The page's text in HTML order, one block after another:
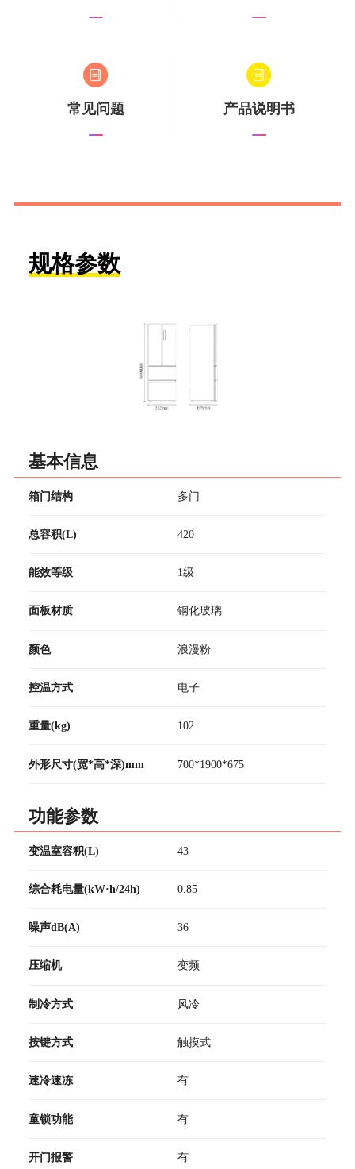
常见问题 产品说明书
规格参数
基本信息
箱门结构 多门
总容积(L) 420
能效等级 1级
面板材质 钢化玻璃
颜色 浪漫粉
控温方式 电子
重量(kg) 102
外形尺寸(宽*高*深)mm 700*1900*675
功能参数
变温室容积(L) 43
综合耗电量(kW·h/24h) 0.85
噪声dB(A) 36
压缩机 变频
制冷方式 风冷
按键方式 触摸式
速冷速冻 有
童锁功能 有
开门报警 有